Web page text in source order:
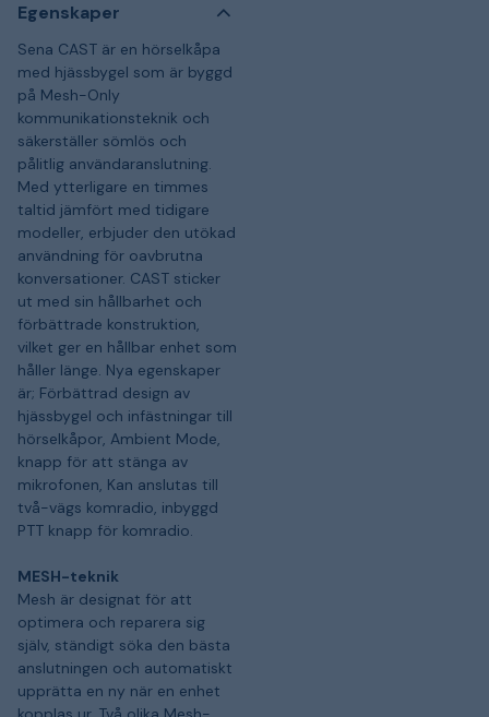
Egenskaper
Sena CAST är en hörselkåpa
med hjässbygel som är byggd
på Mesh-Only
kommunikationsteknik och
säkerställer sömlös och
pålitlig användaranslutning.
Med ytterligare en timmes
taltid jämfört med tidigare
modeller, erbjuder den utökad
användning för oavbrutna
konversationer. CAST sticker
ut med sin hållbarhet och
förbättrade konstruktion,
vilket ger en hållbar enhet som
håller länge. Nya egenskaper
är; Förbättrad design av
hjässbygel och infästningar till
hörselkåpor, Ambient Mode,
knapp för att stänga av
mikrofonen, Kan anslutas till
två-vägs komradio, inbyggd
PTT knapp för komradio.
MESH-teknik
Mesh är designat för att
optimera och reparera sig
själv, ständigt söka den bästa
anslutningen och automatiskt
upprätta en ny när en enhet